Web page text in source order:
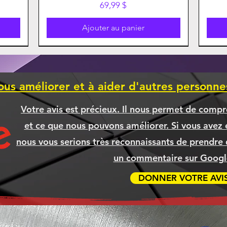
Prix
69,99 $
Ajouter au panier
CANON 075H NOIR Compatible
[COMMANDE]
BROTHER TN635XL TN-635XL
CYAN Compatible [COMMANDE]
Ordinateur TYRANIS
Prix
2 299,99 $
Boitier Thermaltake S200TG ARGB
Prix
154,99 $
améliorer et à aider d'autres
Votre avis est précieux. Il nous permet de
et ce que nous pouvons améliorer. Si vous
nous vous serions très reconnaissants de
un commentaire sur
DONNER VOTRE